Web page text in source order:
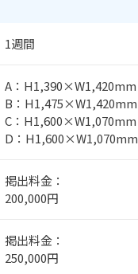
1週間
A：H1,390×W1,420mm
B：H1,475×W1,420mm
C：H1,600×W1,070mm
D：H1,600×W1,070mm
掲出料金：
200,000円
掲出料金：
250,000円